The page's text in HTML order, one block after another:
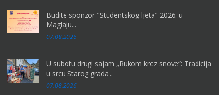
Budite sponzor "Studentskog ljeta" 2026. u
Maglaju...
07.08.2026
U subotu drugi sajam „Rukom kroz snove“: Tradicija
u srcu Starog grada...
07.08.2026